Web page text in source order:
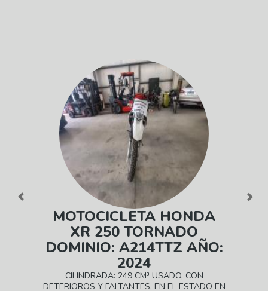
MOTOCICLETA HONDA
XR 250 TORNADO
DOMINIO: A214TTZ AÑO:
2024
CILINDRADA: 249 CM³ USADO, CON
DETERIOROS Y FALTANTES, EN EL ESTADO EN